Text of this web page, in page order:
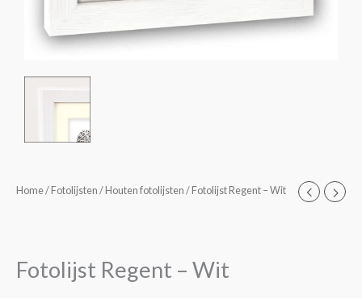
Home/ Fotolijsten / Houten fotolijsten / Fotolijst Regent – Wit
Fotolijst Regent – Wit
Prijsklasse:
€7,50
Fotolijst
aantal